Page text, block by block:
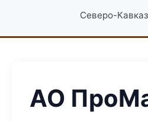
Северо-
АО